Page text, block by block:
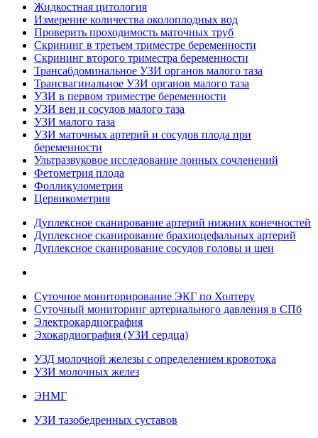
Жидкостная цитология
Измерение количества околоплодных вод
Проверить проходимость маточных труб
Скрининг в третьем триместре беременности
Скрининг второго триместра беременности
Трансабдоминальное УЗИ органов малого таза
Трансвагинальное УЗИ органов малого таза
УЗИ в первом триместре беременности
УЗИ вен и сосудов малого таза
УЗИ малого таза
УЗИ маточных артерий и сосудов плода при
беременности
Ультразвуковое исследование лонных сочленений
Фетометрия плода
Фолликулометрия
Цервикометрия
Дуплексное сканирование артерий нижних конечностей
Дуплексное сканирование брахиоцефальных артерий
Дуплексное сканирование сосудов головы и шеи
Суточное мониторирование ЭКГ по Холтеру
Суточный мониторинг артериального давления в СПб
Электрокардиография
Эхокардиография (УЗИ сердца)
УЗД молочной железы с определением кровотока
УЗИ молочных желез
ЭНМГ
УЗИ тазобедренных суставов